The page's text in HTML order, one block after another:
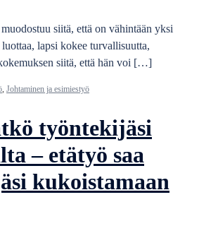
siitä, että on vähintään yksi
lapsi kokee turvallisuutta,
siitä, että hän voi […]
, Johtaminen ja esimiestyö
työntekijäsi
– etätyö saa
kukoistamaan